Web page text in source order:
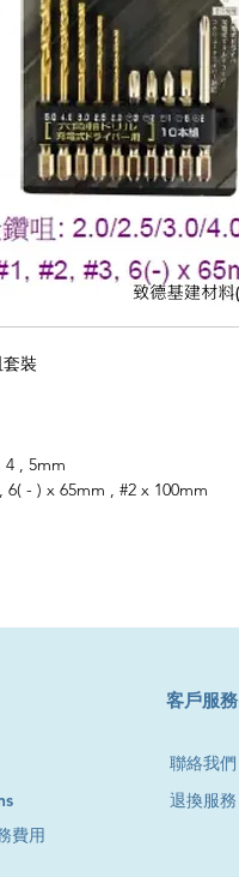
裝
4 , 5mm
6( - ) x 65mm , #2 x 100mm
​客戶服務
聯絡我們
退換服務
費用